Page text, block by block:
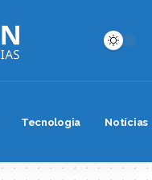
Tecnologia Notícias